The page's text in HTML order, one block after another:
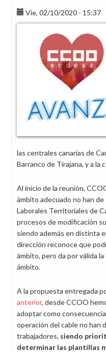
Vie, 02/10/2020 - 15:37
las centrales canarias de
Barranco de Tirajana, y a la
Al inicio de la reunión,
ámbito adecuado no han
Laborales Territoriales de
procesos de modificación
siendo además en distinta
dirección reconoce que
ámbito, pero da por válida
ámbito.
A la propuesta entregada
anterior, desde CCOO
adoptar como
operación del cable no han
trabajadores, siendo
determinar las plantillas